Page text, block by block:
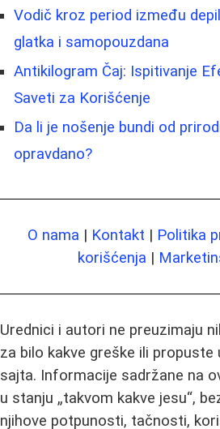
Vodič kroz period između
glatka i samopouzdana
Antikilogram Čaj: Ispitivanje
Saveti za Korišćenje
Da li je nošenje bundi od
opravdano?
O nama | Kontakt | Politika
korišćenja |
Urednici i autori ne preuzimaju
za bilo kakve greške ili propuste
sajta. Informacije sadržane na
u stanju „takvom kakve jesu“,
njihove potpunosti, tačnosti,